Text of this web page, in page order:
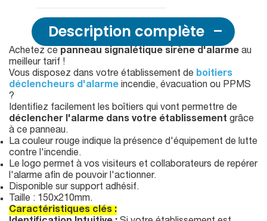
Description complète
Achetez ce panneau signalétique sirène d'alarme au
meilleur tarif !
Vous disposez dans votre établissement de boitiers
déclencheurs d'alarme incendie, évacuation ou PPMS
?
Identifiez facilement les boîtiers qui vont permettre de
déclencher l'alarme dans votre établissement grâce
à ce panneau.
La couleur rouge indique la présence d'équipement de lutte
contre l'incendie.
Le logo permet à vos visiteurs et collaborateurs de repérer
l'alarme afin de pouvoir l'actionner.
Disponible sur support adhésif.
Taille : 150x210mm.
Caractéristiques clés :